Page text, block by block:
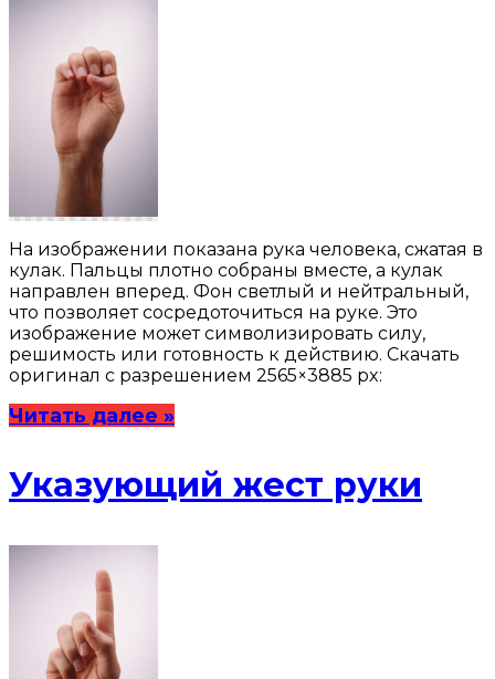
На изображении показана рука человека, сжатая в
кулак. Пальцы плотно собраны вместе, а кулак
направлен вперед. Фон светлый и нейтральный,
что позволяет сосредоточиться на руке. Это
изображение может символизировать силу,
решимость или готовность к действию. Скачать
оригинал с разрешением 2565×3885 px:
Читать далее »
Указующий жест руки